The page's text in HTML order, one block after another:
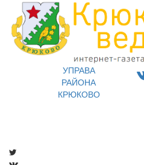
УПРАВА
РАЙОНА
КРЮКОВО